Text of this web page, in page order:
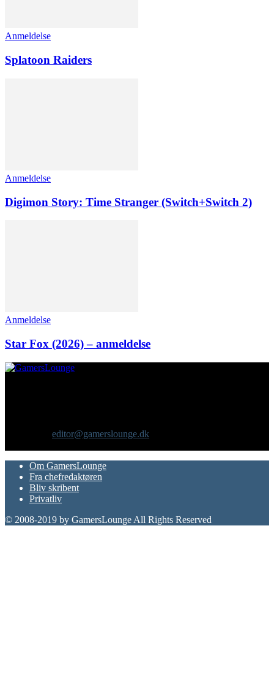
Anmeldelse
Splatoon Raiders
Anmeldelse
Digimon Story: Time Stranger (Switch+Switch 2)
Anmeldelse
Star Fox (2026) – anmeldelse
editor@gamerslounge.dk
Om GamersLounge
Fra chefredaktøren
Bliv skribent
Privatliv
© 2008-2019 by GamersLounge All Rights Reserved